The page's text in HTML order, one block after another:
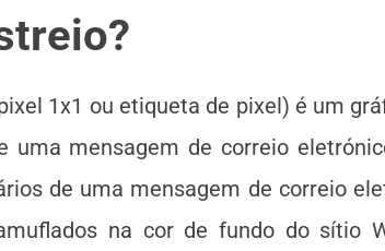
1x1 ou etiqueta de pixel) é um
mensagem de correio
de uma mensagem de correio
na cor de fundo do sítio